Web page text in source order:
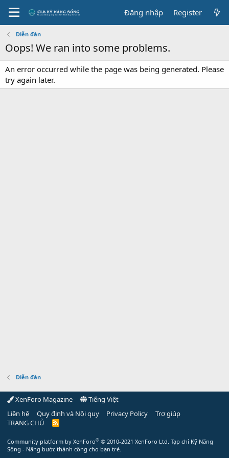
Đăng nhập Register
Diễn đàn
Oops! We ran into some problems.
An error occurred while the page was being generated. Please
try again later.
Diễn đàn
XenForo Magazine
Tiếng Việt
Liên hệ
Quy định và Nội quy Privacy Policy
Trợ giúp
TRANG CHỦ
R
Community platform by XenForo® © 2010-2021 XenForo Ltd. Tạp chí Kỹ Năng
Sống - Nâng bước thành công cho bạn trẻ.